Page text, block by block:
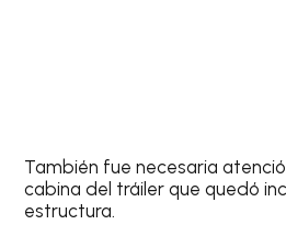
También fue necesaria
cabina del tráiler que quedó
estructura.